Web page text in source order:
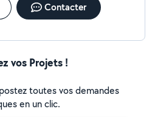
Contacter
vos Projets !
toutes vos demandes
en un clic.